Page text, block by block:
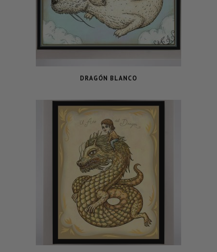
DRAGÓN BLANCO